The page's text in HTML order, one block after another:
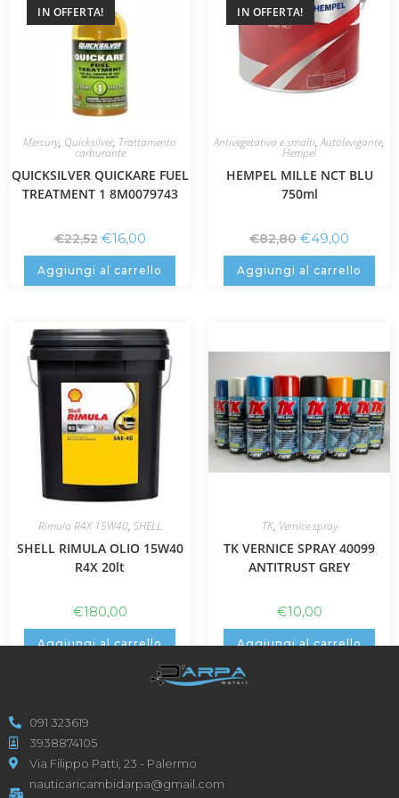
IN OFFERTA!
Mercury, Quicksilver, Trattamento
carburante
QUICKSILVER QUICKARE FUEL
TREATMENT 1 8M0079743
€22,52 €16,00
Aggiungi al carrello
IN OFFERTA!
Antivegetativa e smalti,Autolevigante,
Hempel
HEMPEL MILLE NCT BLU
750ml
€82,80 €49,00
Aggiungi al carrello
Rimula R4X 15W40, SHELL
SHELL RIMULA OLIO 15W40
R4X 20lt
€180,00
Aggiungi al carrello
TK, Vernice spray
TK VERNICE SPRAY 40099
ANTITRUST GREY
€10,00
Aggiungi al carrello
091 323619
3938874105
Via Filippo Patti, 23 - Palermo
nauticaricambidarpa@gmail.com